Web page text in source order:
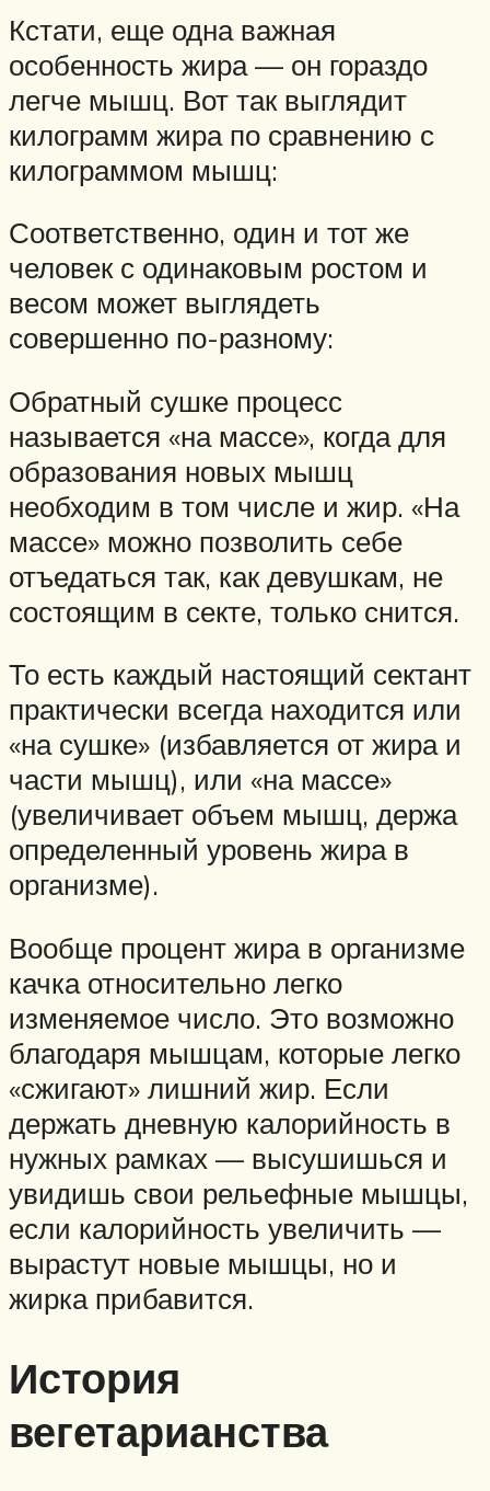
Кстати, еще одна важная
особенность жира — он гораздо
легче мышц. Вот так выглядит
килограмм жира по сравнению с
килограммом мышц:
Соответственно, один и тот же
человек с одинаковым ростом и
весом может выглядеть
совершенно по-разному:
Обратный сушке процесс
называется «на массе», когда для
образования новых мышц
необходим в том числе и жир. «На
массе» можно позволить себе
отъедаться так, как девушкам, не
состоящим в секте, только снится.
То есть каждый настоящий сектант
практически всегда находится или
«на сушке» (избавляется от жира и
части мышц), или «на массе»
(увеличивает объем мышц, держа
определенный уровень жира в
организме).
Вообще процент жира в организме
качка относительно легко
изменяемое число. Это возможно
благодаря мышцам, которые легко
«сжигают» лишний жир. Если
держать дневную калорийность в
нужных рамках — высушишься и
увидишь свои рельефные мышцы,
если калорийность увеличить —
вырастут новые мышцы, но и
жирка прибавится.
История
вегетарианства